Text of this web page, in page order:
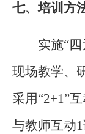
七、培训方
实施“
现场教学、
采用“2+1”
与教师互动1